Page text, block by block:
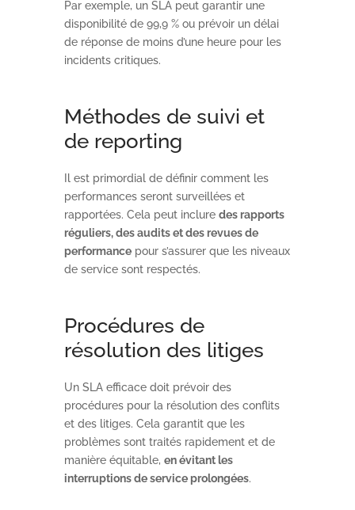
Par exemple, un SLA peut garantir une
disponibilité de 99,9 % ou prévoir un délai
de réponse de moins d’une heure pour les
incidents critiques.
Méthodes de suivi et
de reporting
Il est primordial de définir comment les
performances seront surveillées et
rapportées. Cela peut inclure des rapports
réguliers, des audits et des revues de
performancepour s’assurer que les niveaux
de service sont respectés.
Procédures de
résolution des litiges
Un SLA efficace doit prévoir des
procédures pour la résolution des conflits
et des litiges. Cela garantit que les
problèmes sont traités rapidement et de
manière équitable, en évitant les
interruptions de service prolongées.